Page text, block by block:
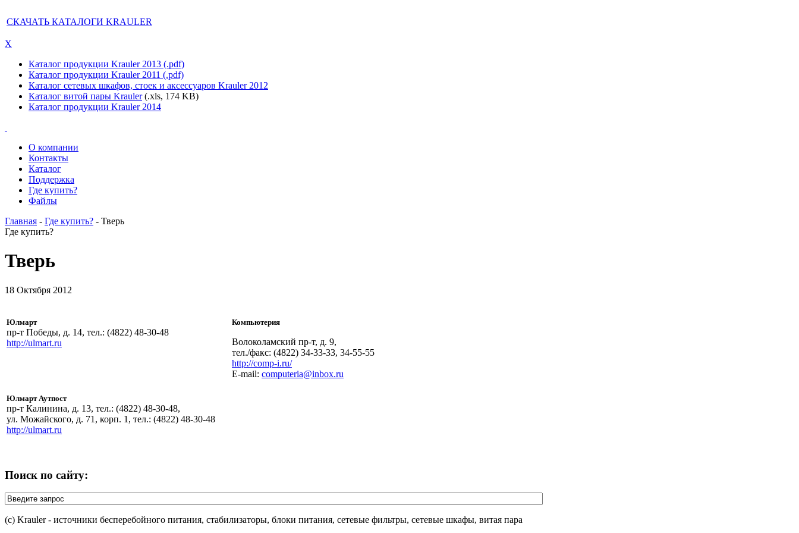
СКАЧАТЬ КАТАЛОГИ KRAULER
X
Каталог продукции Krauler 2013 (.pdf)
Каталог продукции Krauler 2011 (.pdf)
Каталог сетевых шкафов, стоек и аксессуаров Krauler 2012
Каталог витой пары Krauler(.xls, 174 KB)
Каталог продукции Krauler 2014
О компании
Контакты
Каталог
Поддержка
Где купить?
Файлы
Главная - Где купить? - Тверь
Где купить?
Тверь
18 Октября 2012
Юлмарт
пр-т Победы, д. 14, тел.: (4822) 48-30-48
http://ulmart.ru
Компьютерия
Волоколамский пр-т, д. 9,
тел./факс: (4822) 34-33-33, 34-55-55
http://comp-i.ru/
E-mail: computeria@inbox.ru
Юлмарт Аутпост
пр-т Калинина, д. 13, тел.: (4822) 48-30-48,
ул. Можайского, д. 71, корп. 1, тел.: (4822) 48-30-48
http://ulmart.ru
Поиск по сайту:
(c) Krauler - источники бесперебойного питания, стабилизаторы, блоки питания, сетевые фильтры, сетевые шкафы, витая пара